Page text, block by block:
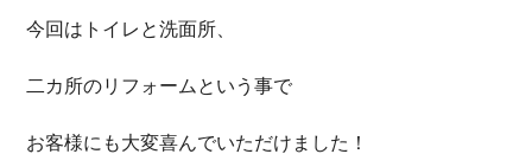
今回はトイレと洗面所、
二カ所のリフォームという事で
お客様にも大変喜んでいただけました！